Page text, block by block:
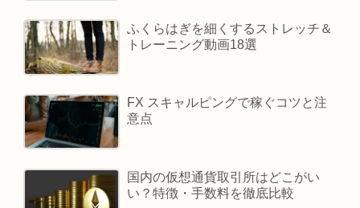
ふくらはぎを細くするストレッチ＆
トレーニング動画18選
FX スキャルピングで稼ぐコツと注
意点
国内の仮想通貨取引所はどこがい
い？特徴・手数料を徹底比較